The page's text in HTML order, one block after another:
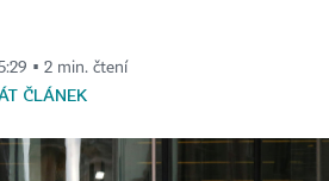
▪ 2 min. čtení
ČLÁNEK